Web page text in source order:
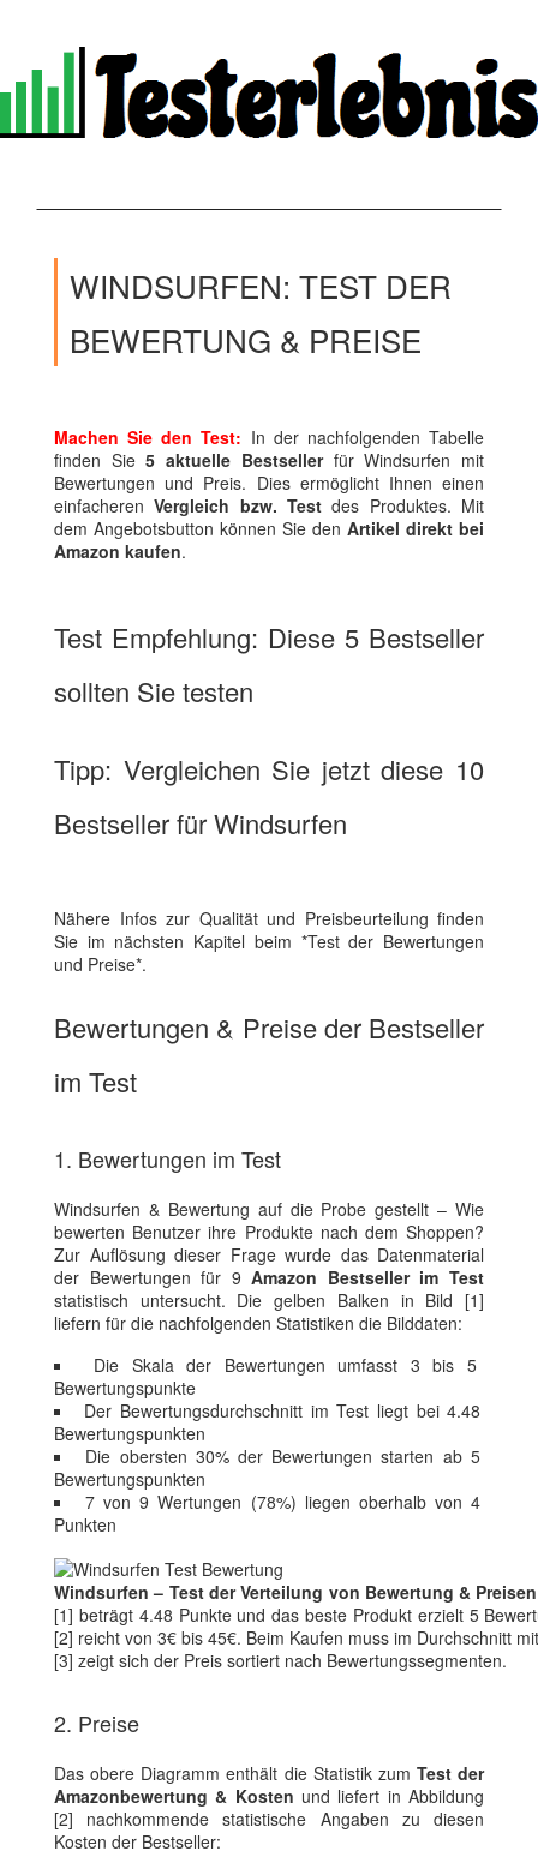
WINDSURFEN: TEST DER
BEWERTUNG & PREISE
Machen Sie den Test: In der nachfolgenden Tabelle
finden Sie5 aktuelle Bestsellerfür Windsurfen mit
Bewertungen und Preis. Dies ermöglicht Ihnen einen
einfacherenVergleich bzw. Test des Produktes. Mit
dem Angebotsbutton können Sie den Artikel direkt bei
Amazon kaufen.
Test Empfehlung: Diese 5 Bestseller
sollten Sie testen
Tipp: Vergleichen Sie jetzt diese 10
Bestseller für Windsurfen
Nähere Infos zur Qualität und Preisbeurteilung finden
Sie im nächsten Kapitel beim *Test der Bewertungen
und Preise*.
Bewertungen & Preise der Bestseller
im Test
1. Bewertungen im Test
Windsurfen & Bewertung auf die Probe gestellt – Wie
bewerten Benutzer ihre Produkte nach dem Shoppen?
Zur Auflösung dieser Frage wurde das Datenmaterial
der Bewertungen für 9Amazon Bestseller im Test
statistisch untersucht. Die gelben Balken in Bild [1]
liefern für die nachfolgenden Statistiken die Bilddaten:
Die Skala der Bewertungen umfasst 3 bis 5
Bewertungspunkte
Der Bewertungsdurchschnitt im Test liegt bei 4.48
Bewertungspunkten
Die obersten 30% der Bewertungen starten ab 5
Bewertungspunkten
7 von 9 Wertungen (78%) liegen oberhalb von 4
Punkten
Windsurfen – Test der Verteilung von Bewertung &
[1] beträgt 4.48 Punkte und das beste Produkt erzielt 5
[2] reicht von 3€ bis 45€. Beim Kaufen muss im Durchschnitt
[3] zeigt sich der Preis sortiert nach Bewertungssegmenten.
2. Preise
Das obere Diagramm enthält die Statistik zum Test der
Amazonbewertung & Kosten und liefert in Abbildung
[2] nachkommende statistische Angaben zu diesen
Kosten der Bestseller: